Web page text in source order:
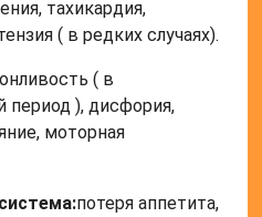
тахикардия,
( в редких случаях).
( в
период ), дисфория,
моторная
потеря аппетита,